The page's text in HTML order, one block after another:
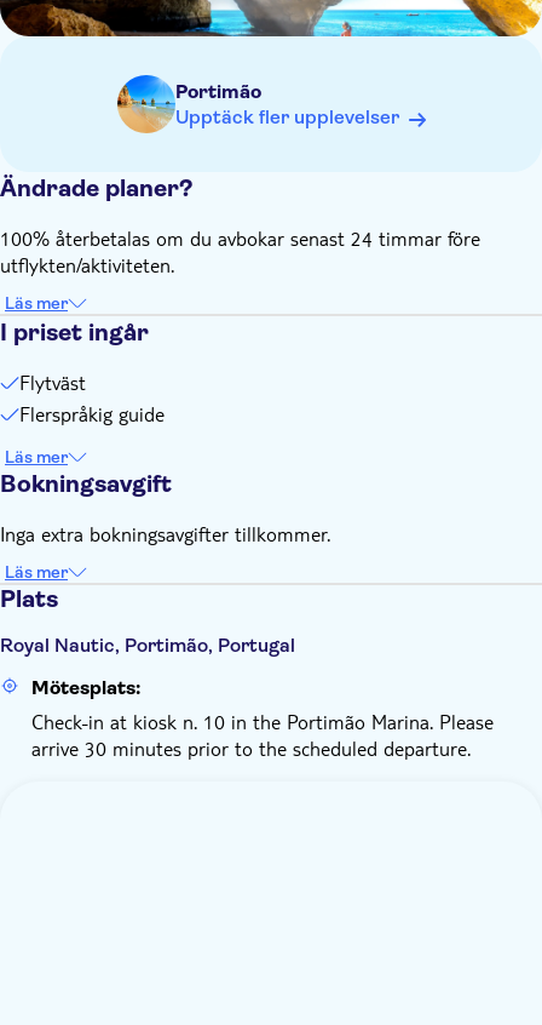
Portimão
Upptäck fler upplevelser
Ändrade planer?
100% återbetalas om du avbokar senast 24 timmar före
utflykten/aktiviteten.
Läs mer
I priset ingår
Flytväst
Flerspråkig guide
Läs mer
Bokningsavgift
Inga extra bokningsavgifter tillkommer.
Läs mer
Plats
Royal Nautic, Portimão, Portugal
Mötesplats:
Check-in at kiosk n. 10 in the Portimão Marina. Please
arrive 30 minutes prior to the scheduled departure.